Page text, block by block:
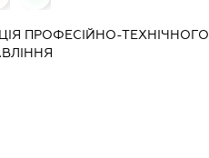
ПРОФЕСІЙНО-ТЕХНІЧНОГО